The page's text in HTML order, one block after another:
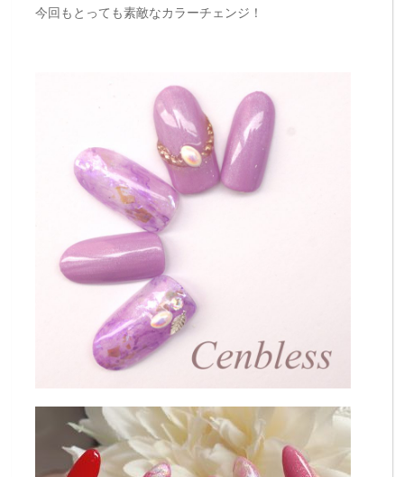
今回もとっても素敵なカラーチェンジ！